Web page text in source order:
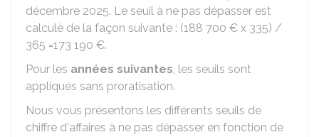
décembre 2025. Le seuil à ne pas dépasser est
calculé de la façon suivante : (188 700 € x 335) /
365 =173 190 €.
Pour les années suivantes, les seuils sont
appliqués sans proratisation.
Nous vous présentons les différents seuils de
chiffre d'affaires à ne pas dépasser en fonction de